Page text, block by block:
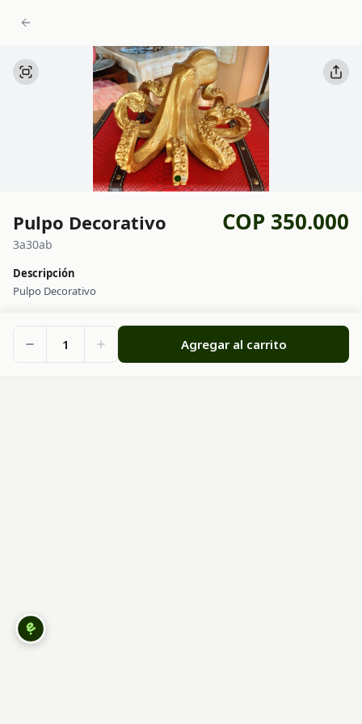
Pulpo Decorativo COP 350.000
3a30ab
Descripción
Pulpo Decorativo
1 Agregar al carrito